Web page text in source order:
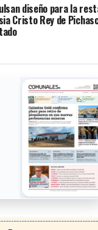
diseño para la
Cristo Rey de